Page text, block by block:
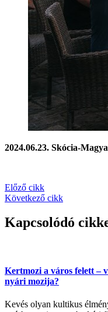
2024.06.23. Skócia-
Előző cikk
Következő cikk
Kapcsolódó
Kertmozi a város felett –
nyári mozija?
Kevés olyan kultikus